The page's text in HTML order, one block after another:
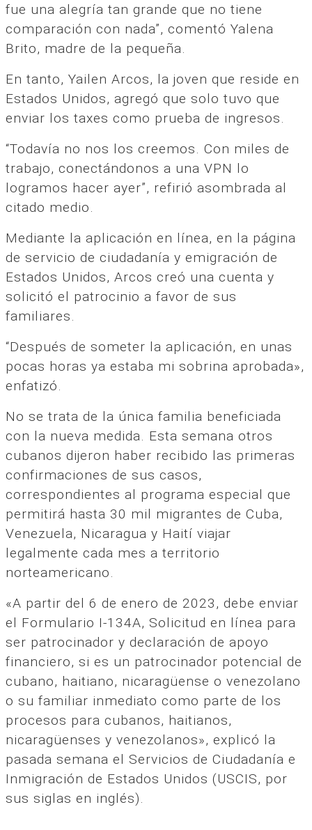
fue una alegría tan grande que no tiene
comparación con nada”, comentó Yalena
Brito, madre de la pequeña.
En tanto, Yailen Arcos, la joven que reside en
Estados Unidos, agregó que solo tuvo que
enviar los taxes como prueba de ingresos.
“Todavía no nos los creemos. Con miles de
trabajo, conectándonos a una VPN lo
logramos hacer ayer”, refirió asombrada al
citado medio.
Mediante la aplicación en línea, en la página
de servicio de ciudadanía y emigración de
Estados Unidos, Arcos creó una cuenta y
solicitó el patrocinio a favor de sus
familiares.
“Después de someter la aplicación, en unas
pocas horas ya estaba mi sobrina aprobada»,
enfatizó.
No se trata de la única familia beneficiada
con la nueva medida. Esta semana otros
cubanos dijeron haber recibido las primeras
confirmaciones de sus casos,
correspondientes al programa especial que
permitirá hasta 30 mil migrantes de Cuba,
Venezuela, Nicaragua y Haití viajar
legalmente cada mes a territorio
norteamericano.
«A partir del 6 de enero de 2023, debe enviar
el Formulario I-134A, Solicitud en línea para
ser patrocinador y declaración de apoyo
financiero, si es un patrocinador potencial de
cubano, haitiano, nicaragüense o venezolano
o su familiar inmediato como parte de los
procesos para cubanos, haitianos,
nicaragüenses y venezolanos», explicó la
pasada semana el Servicios de Ciudadanía e
Inmigración de Estados Unidos (USCIS, por
sus siglas en inglés).